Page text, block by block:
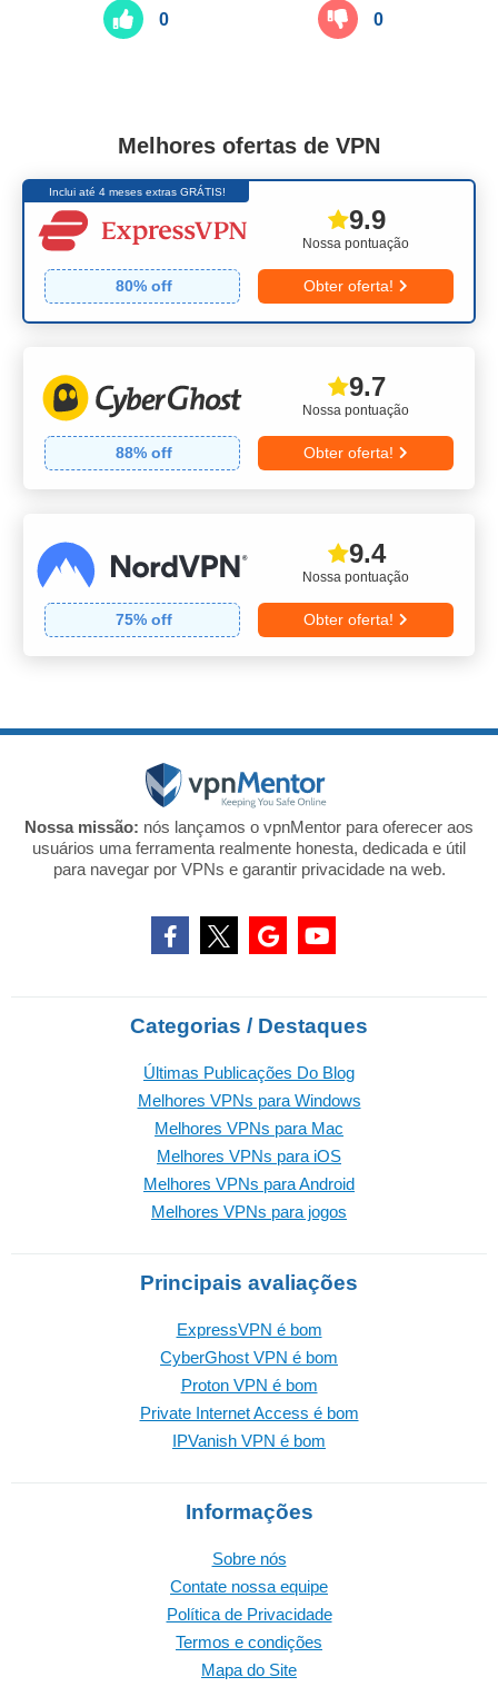
0 0
Melhores ofertas de VPN
Inclui até 4 meses extras GRÁTIS!
Nossa pontuação
9.9
80% off Obter oferta!
Nossa pontuação
9.7
88% off Obter oferta!
Nossa pontuação
9.4
75% off Obter oferta!
Nossa missão: nós lançamos o vpnMentor para oferecer aos
usuários uma ferramenta realmente honesta, dedicada e útil
para navegar por VPNs e garantir privacidade na web.
Categorias / Destaques
Últimas Publicações Do Blog
Melhores VPNs para Windows
Melhores VPNs para Mac
Melhores VPNs para iOS
Melhores VPNs para Android
Melhores VPNs para jogos
Principais avaliações
ExpressVPN é bom
CyberGhost VPN é bom
Proton VPN é bom
Private Internet Access é bom
IPVanish VPN é bom
Informações
Sobre nós
Contate nossa equipe
Política de Privacidade
Termos e condições
Mapa do Site